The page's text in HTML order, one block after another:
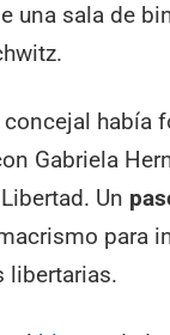
una sala de
había
Gabriela
Un
para
libertarias.